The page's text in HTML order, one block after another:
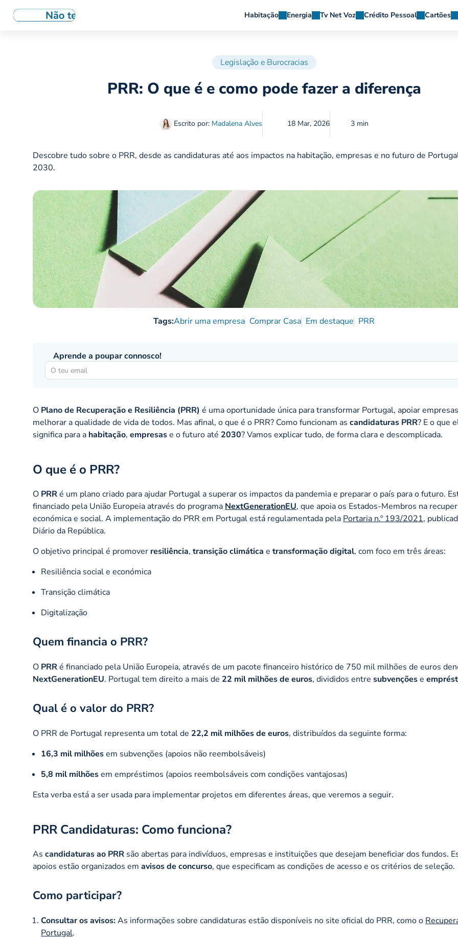
Habitação Energia Tv Net Voz Crédito Pessoal Cartões
Legislação e Burocracias
PRR: O que é e como pode fazer a diferença
Escrito por: Madalena Alves 18 Mar, 2026 3 min
Descobre tudo sobre o PRR, desde as candidaturas até aos impactos na habitação, empresas e no futuro de
2030.
Tags:Abrir uma empresa Comprar Casa Em destaque PRR
Aprende a poupar connosco!
O Plano de Recuperação e Resiliência (PRR) é uma oportunidade única para transformar Portugal, apoiar
melhorar a qualidade de vida de todos. Mas afinal, o que é o PRR? Como funcionam as candidaturas PRR? E o que
significa para a habitação, empresase o futuro até 2030? Vamos explicar tudo, de forma clara e descomplicada.
O que é o PRR?
O PRRé um plano criado para ajudar Portugal a superar os impactos da pandemia e preparar o país para o futuro.
financiado pela União Europeia através do programa NextGenerationEU, que apoia os Estados-Membros na
económica e social. A implementação do PRR em Portugal está regulamentada pela Portaria n.º 193/2021,
Diário da República.
O objetivo principal é promover resiliência, transição climática e transformação digital, com foco em três áreas:
Resiliência social e económica
Transição climática
Digitalização
Quem financia o PRR?
O PRRé financiado pela União Europeia, através de um pacote financeiro histórico de 750 mil milhões de euros
NextGenerationEU. Portugal tem direito a mais de 22 mil milhões de euros, divididos entre subvençõese
Qual é o valor do PRR?
O PRR de Portugal representa um total de 22,2 mil milhões de euros, distribuídos da seguinte forma:
16,3 mil milhõesem subvenções (apoios não reembolsáveis)
5,8 mil milhõesem empréstimos (apoios reembolsáveis com condições vantajosas)
Esta verba está a ser usada para implementar projetos em diferentes áreas, que veremos a seguir.
PRR Candidaturas: Como funciona?
As candidaturas ao PRR são abertas para indivíduos, empresas e instituições que desejam beneficiar dos fundos.
apoios estão organizados em avisos de concurso, que especificam as condições de acesso e os critérios de seleção.
Como participar?
Consultar os avisos:As informações sobre candidaturas estão disponíveis no site oficial do PRR, como o
Portugal.